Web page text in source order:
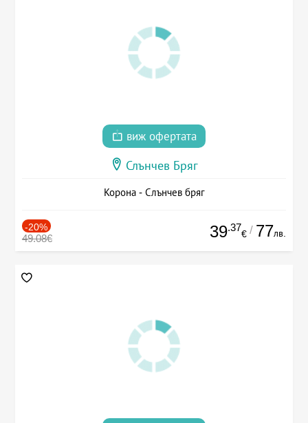
виж офертата
Слънчев Бряг
Корона - Слънчев бряг
-20%
49.08€ 39.37
€ / 77лв.